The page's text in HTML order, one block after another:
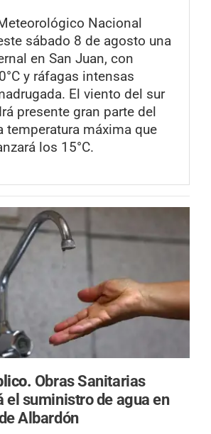
Nacional
sábado 8 de agosto una
en San Juan, con
y ráfagas intensas
El viento del sur
presente gran parte del
temperatura máxima que
los 15°C.
Obras Sanitarias
el suministro de agua en
Albardón